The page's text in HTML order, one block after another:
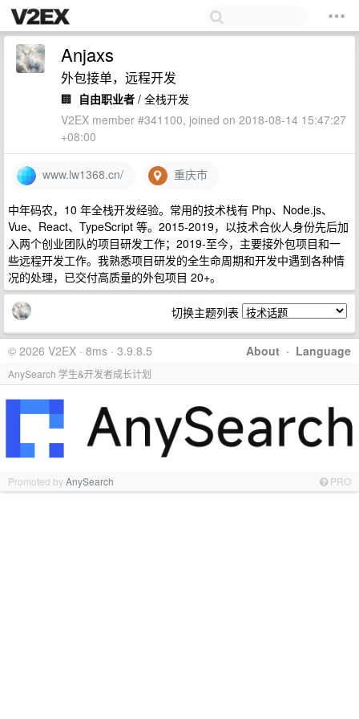
Anjaxs
外包接单，远程开发
🏢 自由职业者 / 全栈开发
V2EX member #341100, joined on 2018-08-14 15:47:27
+08:00
www.lw1368.cn/ 重庆市
中年码农，10 年全栈开发经验。常用的技术栈有 Php、Node.js、
Vue、React、TypeScript 等。2015-2019，以技术合伙人身份先后加
入两个创业团队的项目研发工作；2019-至今，主要接外包项目和一
些远程开发工作。我熟悉项目研发的全生命周期和开发中遇到各种情
况的处理，已交付高质量的外包项目 20+。
切换主题列表
About · Language
© 2026 V2EX · 8ms · 3.9.8.5
AnySearch 学生&开发者成长计划
Promoted byAnySearch PRO